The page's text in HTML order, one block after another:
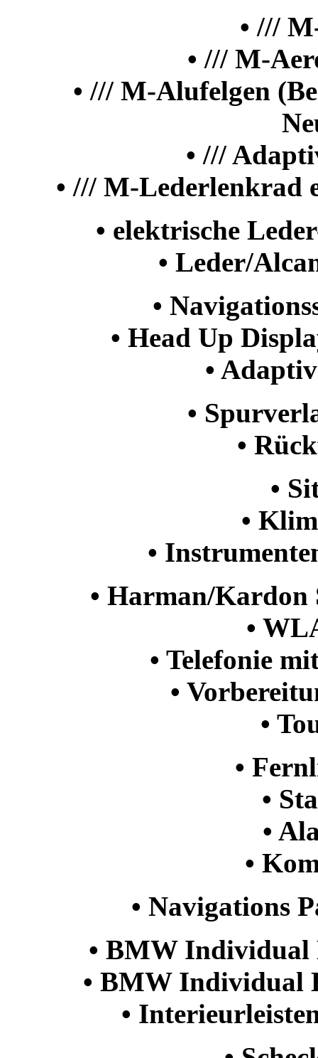
• ///
• /// M-
• /// M-Alufelgen
• ///
• /// M-Lederlenkrad
• elektrische
• Leder/
•
• Head Up
•
•
•
•
•
•
• Harman/Kardon
•
• Telefonie
•
•
•
•
•
•
• Navigations
• BMW Individual
• BMW Individual
•